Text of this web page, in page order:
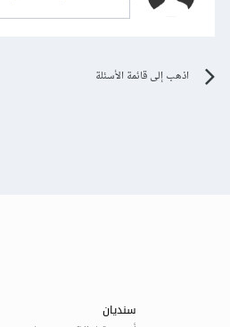
اذهب إلى قائمة الأسئلة